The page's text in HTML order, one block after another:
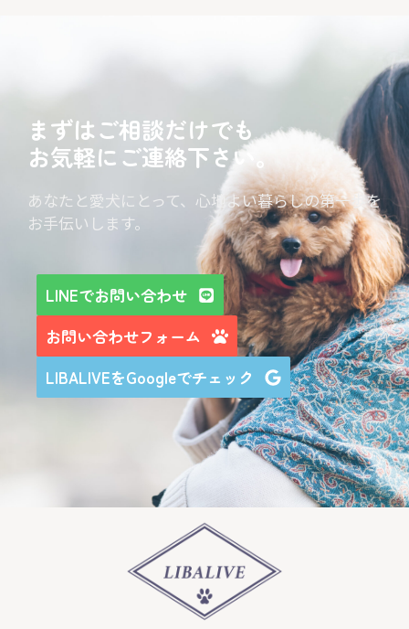
まずはご相談だけでも
お気軽にご連絡下さい。
あなたと愛犬にとって、心地よい暮らしの第一歩を
お手伝いします。
LINEでお問い合わせ
お問い合わせフォーム
LIBALIVEをGoogleでチェック